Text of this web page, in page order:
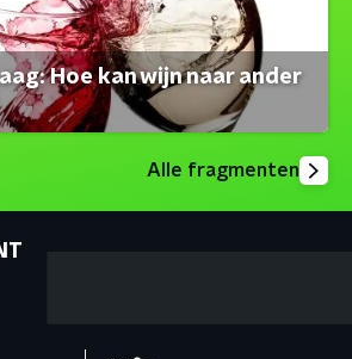
Hoe kan wijn naar ander
Alle fragmenten